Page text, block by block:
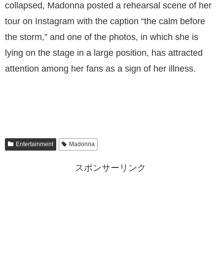
collapsed, Madonna posted a rehearsal scene of her
tour on Instagram with the caption “the calm before
the storm,” and one of the photos, in which she is
lying on the stage in a large position, has attracted
attention among her fans as a sign of her illness.
Entertainment Madonna
スポンサーリンク